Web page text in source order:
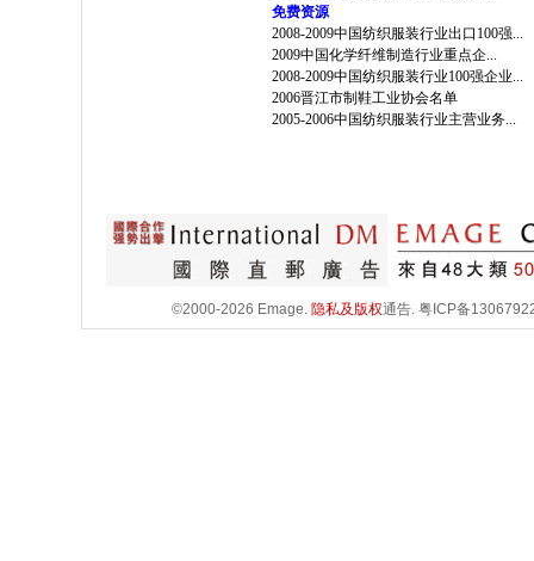
免费资源
2008-2009中国纺织服装行业出口100强...
2009中国化学纤维制造行业重点企...
2008-2009中国纺织服装行业100强企业...
2006晋江市制鞋工业协会名单
2005-2006中国纺织服装行业主营业务...
©2000-2026 Emage. 隐私及版权通告. 粤ICP备